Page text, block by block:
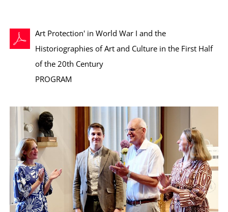
Art Protection' in World War I and the
Historiographies of Art and Culture in the First Half
of the 20th Century
PROGRAM